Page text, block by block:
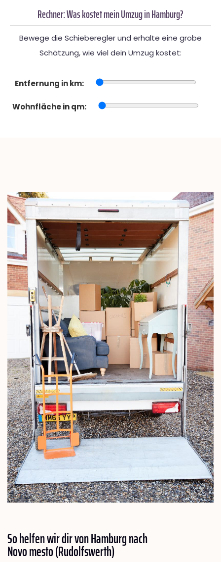
Rechner: Was kostet mein Umzug in Hamburg?
Bewege die Schieberegler und erhalte eine grobe
Schätzung, wie viel dein Umzug kostet:
Entfernung in km:
Wohnfläche in qm:
So helfen wir dir von Hamburg nach
Novo mesto (Rudolfswerth)